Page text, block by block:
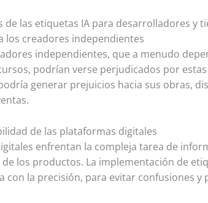
de las etiquetas IA para desarrolladores y
los creadores independientes
independientes, que a menudo
podrían verse perjudicados por
generar prejuicios hacia sus obras,
de las plataformas digitales
enfrentan la compleja tarea de
los productos. La implementación de
con la precisión, para evitar confusiones y